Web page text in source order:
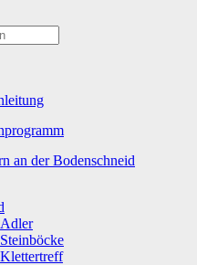
an der Bodenschneid
Adler
Steinböcke
Klettertreff